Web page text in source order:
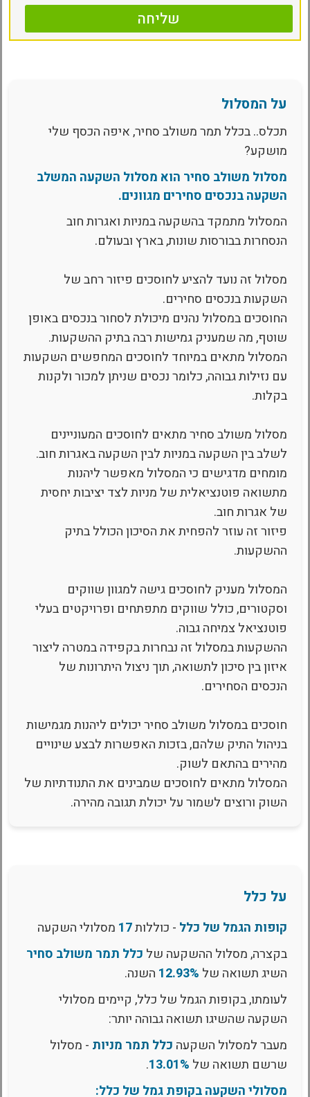
שליחה
על המסלול
תכלס.. בכלל תמר משולב סחיר, איפה הכסף שלי
מושקע?
מסלול משולב סחיר הוא מסלול השקעה המשלב
השקעה בנכסים סחירים מגוונים.
המסלול מתמקד בהשקעה במניות ואגרות חוב
הנסחרות בבורסות שונות, בארץ ובעולם.
מסלול זה נועד להציע לחוסכים פיזור רחב של
השקעות בנכסים סחירים.
החוסכים במסלול נהנים מיכולת לסחור בנכסים באופן
שוטף, מה שמעניק גמישות רבה בתיק ההשקעות.
המסלול מתאים במיוחד לחוסכים המחפשים השקעות
עם נזילות גבוהה, כלומר נכסים שניתן למכור ולקנות
בקלות.
מסלול משולב סחיר מתאים לחוסכים המעוניינים
לשלב בין השקעה במניות לבין השקעה באגרות חוב.
מומחים מדגישים כי המסלול מאפשר ליהנות
מתשואה פוטנציאלית של מניות לצד יציבות יחסית
של אגרות חוב.
פיזור זה עוזר להפחית את הסיכון הכולל בתיק
ההשקעות.
המסלול מעניק לחוסכים גישה למגוון שווקים
וסקטורים, כולל שווקים מתפתחים ופרויקטים בעלי
פוטנציאל צמיחה גבוה.
ההשקעות במסלול זה נבחרות בקפידה במטרה ליצור
איזון בין סיכון לתשואה, תוך ניצול היתרונות של
הנכסים הסחירים.
חוסכים במסלול משולב סחיר יכולים ליהנות מגמישות
בניהול התיק שלהם, בזכות האפשרות לבצע שינויים
מהירים בהתאם לשוק.
המסלול מתאים לחוסכים שמבינים את התנודתיות של
השוק ורוצים לשמור על יכולת תגובה מהירה.
על כלל
קופות הגמל של כלל - כוללות17 מסלולי השקעה
בקצרה, מסלול ההשקעה של כלל תמר משולב סחיר
השיג תשואה של 12.93% השנה.
לעומתו, בקופות הגמל של כלל, קיימים מסלולי
השקעה שהשיגו תשואה גבוהה יותר:
מעבר למסלול השקעה כלל תמר מניות - מסלול
שרשם תשואה של 13.01%
.
מסלולי השקעה בקופת גמל של כלל: